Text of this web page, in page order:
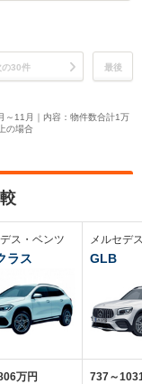
の30件 最後
～11月｜内容：物件数合計1万
の場合
ス・ベンツ
ラス
万円
メルセデ
GLB
737～